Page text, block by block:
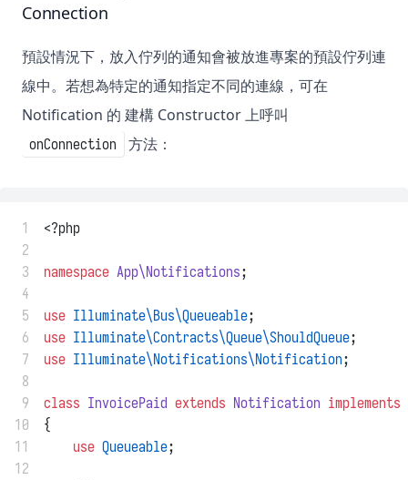
Connection
預設情況下，放入佇列的通知會被放進專案的預設佇列連
線中。若想為特定的通知指定不同的連線，可在
Notification 的 建構 Constructor 上呼叫
onConnection 方法：
1
<?php
2
3
namespace App\Notifications;
4
5
use Illuminate\Bus\Queueable;
6
use Illuminate\Contracts\Queue\ShouldQueue;
7
use Illuminate\Notifications\Notification;
8
9
class InvoicePaid extends Notification implements
10
{
11
use Queueable;
12